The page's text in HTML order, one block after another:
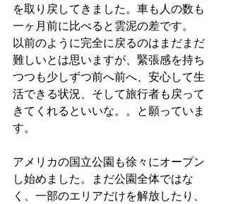
を取り戻してきました。車も人の数も
一ヶ月前に比べると雲泥の差です。
以前のように完全に戻るのはまだまだ
難しいとは思いますが、緊張感を持ち
つつも少しずつ前へ前へ、安心して生
活できる状況、そして旅行者も戻って
きてくれるといいな。。と願っていま
す。
アメリカの国立公園も徐々にオープン
し始めました。まだ公園全体ではな
く、一部のエリアだけを解放したり、